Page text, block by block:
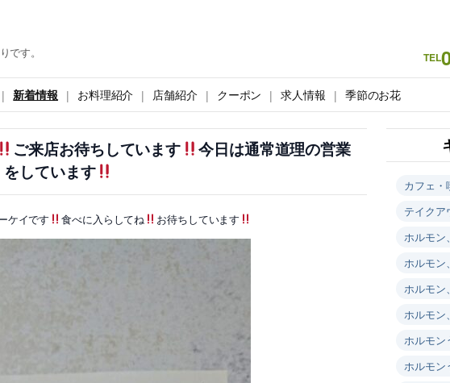
です。 TEL
新着情報 お料理紹介 店舗紹介 クーポン 求人情報 季節のお花
ご来店お待ちしています
今日は通常道理の営業
をしています
ケイです 食べに入らしてね お待ちしています
カフェ・
テイクア
ホルモン
ホルモン
ホルモン
ホルモン
ホルモン
ホルモン